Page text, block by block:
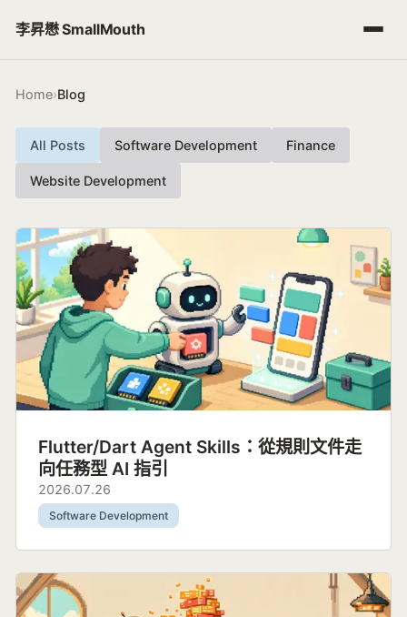
李昇懋 SmallMouth
Home›Blog
Blog
Categories
All Posts Software Development Finance
Website Development
Flutter/Dart Agent Skills：從規則文件走
向任務型 AI 指引
2026.07.26
Software Development